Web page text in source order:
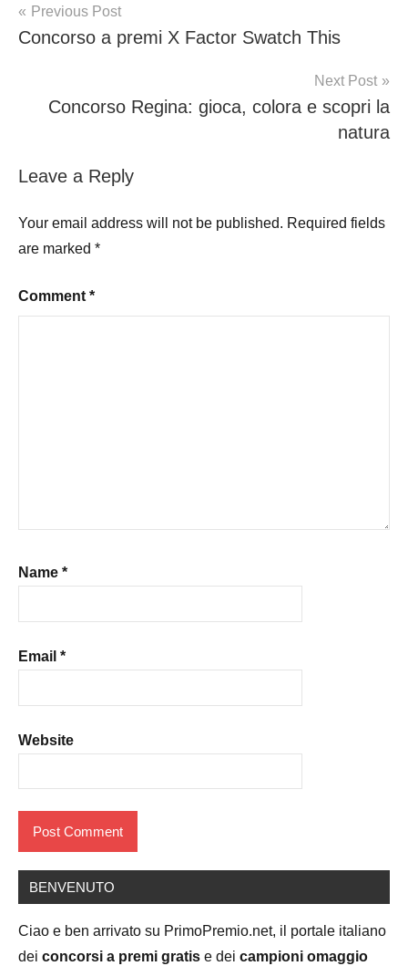
Post
navigation
Previous Post
Concorso a premi X Factor Swatch This
Next Post
Concorso Regina: gioca, colora e scopri la
natura
Leave a Reply
Your email address will not be published. Required fields
are marked *
Comment *
Name *
Email *
Website
BENVENUTO
Ciao e ben arrivato su PrimoPremio.net, il portale italiano
dei concorsi a premi gratis e dei campioni omaggio